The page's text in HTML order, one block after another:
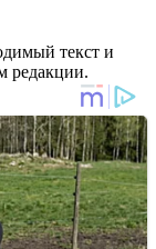
текст и
редакции.